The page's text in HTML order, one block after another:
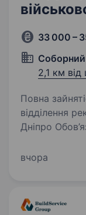
33 000 –
2,1 км від
Повна зайнятість. Вакансія:
відділення
Дніпро
частинах
вчора